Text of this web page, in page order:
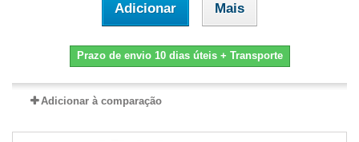
Adicionar Mais
Prazo de envio 10 dias úteis + Transporte
Adicionar à comparação